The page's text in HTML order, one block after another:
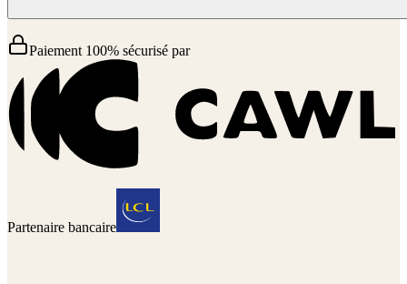
Paiement 100% sécurisé par
Partenaire bancaire